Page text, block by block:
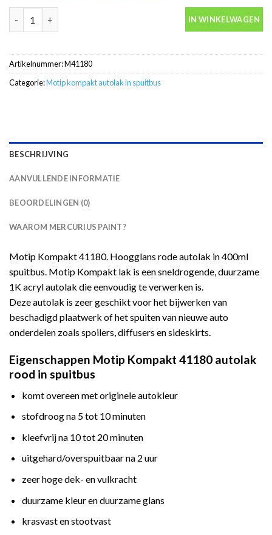
Motip Kompakt 41180 rood autolak in spuitbus 400ml aantal
IN WINKELWAGEN
Artikelnummer:M41180
Categorie:Motip kompakt autolak in spuitbus
BESCHRIJVING
AANVULLENDE INFORMATIE
BEOORDELINGEN (0)
WAAROM MERCURIUS PAINT?
Motip Kompakt 41180. Hoogglans rode autolak in 400ml
spuitbus. Motip Kompakt lak is een sneldrogende, duurzame
1K acryl autolak die eenvoudig te verwerken is.
Deze autolak is zeer geschikt voor het bijwerken van
beschadigd plaatwerk of het spuiten van nieuwe auto
onderdelen zoals spoilers, diffusers en sideskirts.
Eigenschappen Motip Kompakt 41180 autolak
rood in spuitbus
komt overeen met originele autokleur
stofdroog na 5 tot 10 minuten
kleefvrij na 10 tot 20 minuten
uitgehard/overspuitbaar na 2 uur
zeer hoge dek- en vulkracht
duurzame kleur en duurzame glans
krasvast en stootvast